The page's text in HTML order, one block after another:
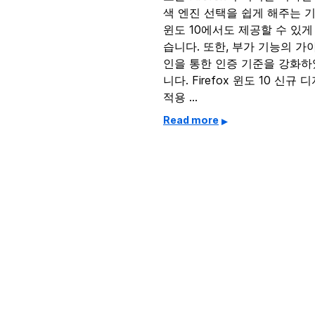
색 엔진 선택을 쉽게 해주는
윈도 10에서도 제공할 수 있게
습니다. 또한, 부가 기능의 가
인을 통한 인증 기준을 강화하
니다. Firefox 윈도 10 신규 디
적용 …
Read more